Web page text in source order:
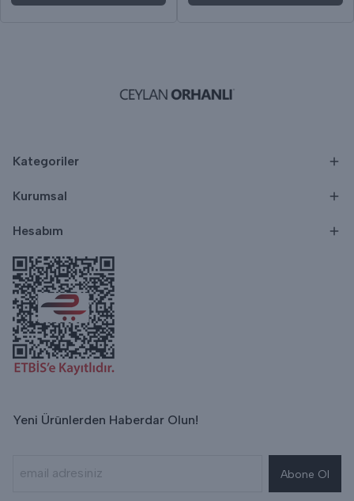
Kategoriler
Kurumsal
Hesabım
Yeni Ürünlerden Haberdar Olun!
Abone Ol